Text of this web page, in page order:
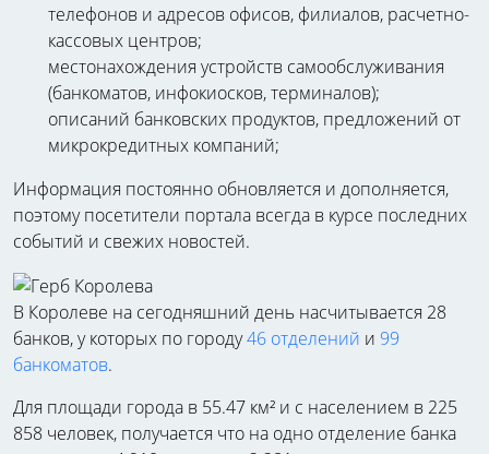
телефонов и адресов офисов, филиалов, расчетно-
кассовых центров;
местонахождения устройств самообслуживания
(банкоматов, инфокиосков, терминалов);
описаний банковских продуктов, предложений от
микрокредитных компаний;
Информация постоянно обновляется и дополняется,
поэтому посетители портала всегда в курсе последних
событий и свежих новостей.
В Королеве на сегодняшний день насчитывается 28
банков, у которых по городу46 отделений и 99
банкоматов.
Для площади города в 55.47 км² и с населением в 225
858 человек, получается что на одно отделение банка